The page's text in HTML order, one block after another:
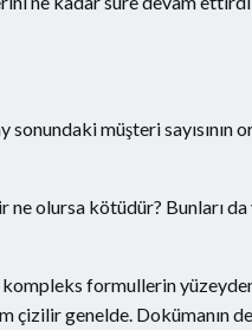
sonundaki müşteri
olursa kötüdür? Bunları
formullerin yüzeyden
çizilir genelde. Dokümanın